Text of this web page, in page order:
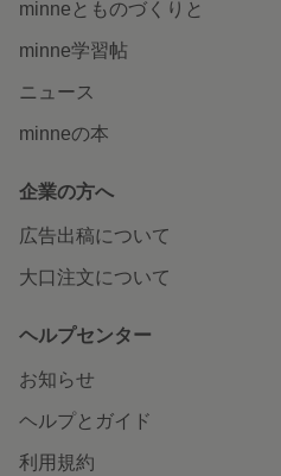
minneとものづくりと
minne学習帖
ニュース
minneの本
企業の方へ
広告出稿について
大口注文について
ヘルプセンター
お知らせ
ヘルプとガイド
利用規約